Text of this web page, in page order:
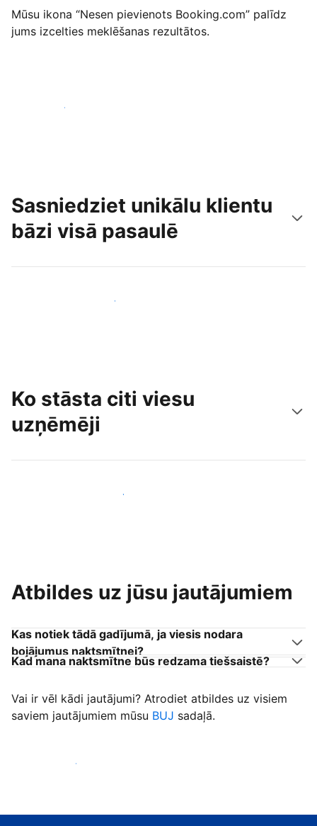
Mūsu ikona “Nesen pievienots Booking.com” palīdz
jums izcelties meklēšanas rezultātos.
Sākt jau šodien
Sasniedziet unikālu klientu
bāzi visā pasaulē
Sasniegt jaunus viesus jau šodien
Ko stāsta citi viesu
uzņēmēji
Pievienoties citiem viesu uzņēmējiem
Atbildes uz jūsu jautājumiem
Kas notiek tādā gadījumā, ja viesis nodara
bojājumus naktsmītnei?
Kad mana naktsmītne būs redzama tiešsaistē?
Vai ir vēl kādi jautājumi? Atrodiet atbildes uz visiem
saviem jautājumiem mūsu BUJ sadaļā.
Sākt uzņemt viesus